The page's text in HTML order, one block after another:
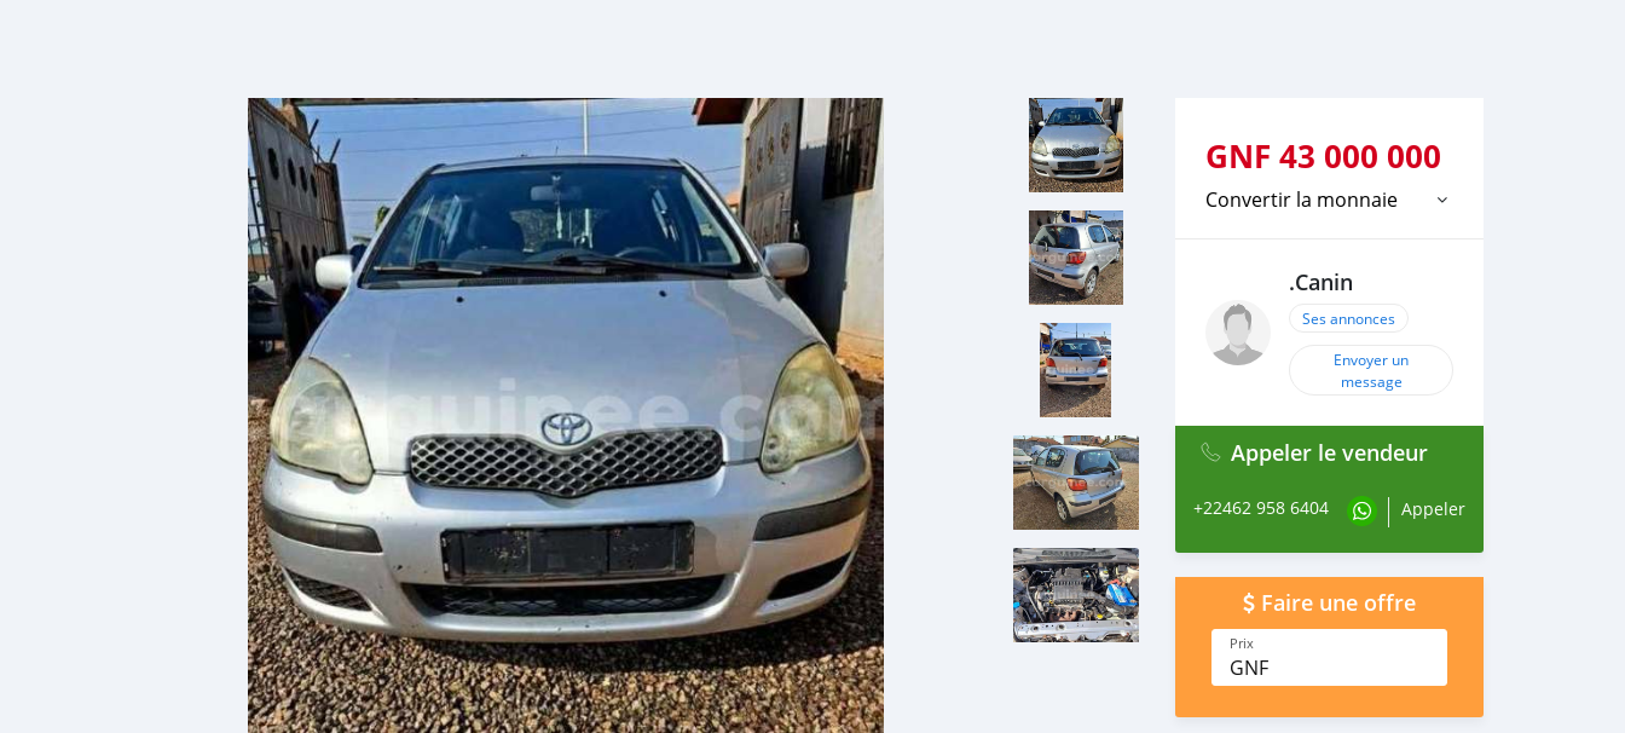
GNF 43 000 000
Convertir la monnaie
.Canin
Ses annonces
Envoyer un
message
Appeler le vendeur
+22462 958 6404 Appeler
Faire une offre
Prix
GNF